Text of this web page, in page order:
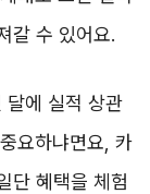
갈 수 있어요.
달에 실적 상관
요하냐면요, 카
단 혜택을 체험